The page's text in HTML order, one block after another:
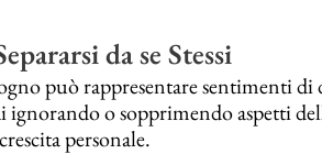
da se Stessi
può rappresentare sentimenti
ignorando o sopprimendo aspetti
personale.